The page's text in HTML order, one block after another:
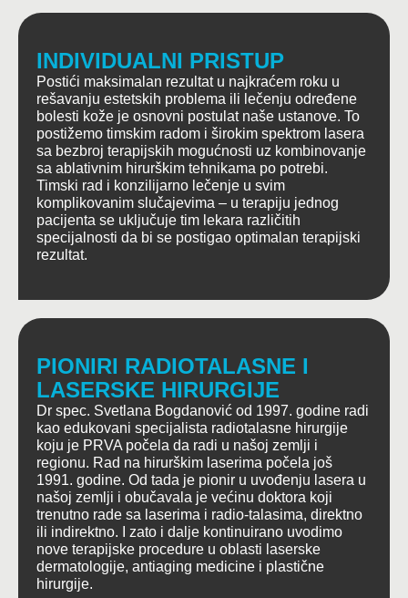
INDIVIDUALNI PRISTUP
Postići maksimalan rezultat u najkraćem roku u
rešavanju estetskih problema ili lečenju određene
bolesti kože je osnovni postulat naše ustanove. To
postižemo timskim radom i širokim spektrom lasera
sa bezbroj terapijskih mogućnosti uz kombinovanje
sa ablativnim hirurškim tehnikama po potrebi.
Timski rad i konzilijarno lečenje u svim
komplikovanim slučajevima – u terapiju jednog
pacijenta se uključuje tim lekara različitih
specijalnosti da bi se postigao optimalan terapijski
rezultat.
PIONIRI RADIOTALASNE I
LASERSKE HIRURGIJE
Dr spec. Svetlana Bogdanović od 1997. godine radi
kao edukovani specijalista radiotalasne hirurgije
koju je PRVA počela da radi u našoj zemlji i
regionu. Rad na hirurškim laserima počela još
1991. godine. Od tada je pionir u uvođenju lasera u
našoj zemlji i obučavala je većinu doktora koji
trenutno rade sa laserima i radio-talasima, direktno
ili indirektno. I zato i dalje kontinuirano uvodimo
nove terapijske procedure u oblasti laserske
dermatologije, antiaging medicine i plastične
hirurgije.